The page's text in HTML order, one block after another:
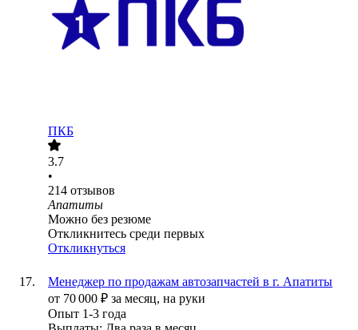
ПКБ
3.7
•
214 отзывов
Апатиты
Можно без резюме
Откликнитесь среди первых
Откликнуться
Менеджер по продажам автозапчастей в г. Апатиты
от 70 000 ₽ за месяц, на руки
Опыт 1-3 года